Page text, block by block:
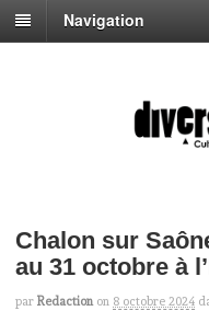
Navigation
Chalon sur
au 31 octobre à
par Redaction on 8 octobre 2024